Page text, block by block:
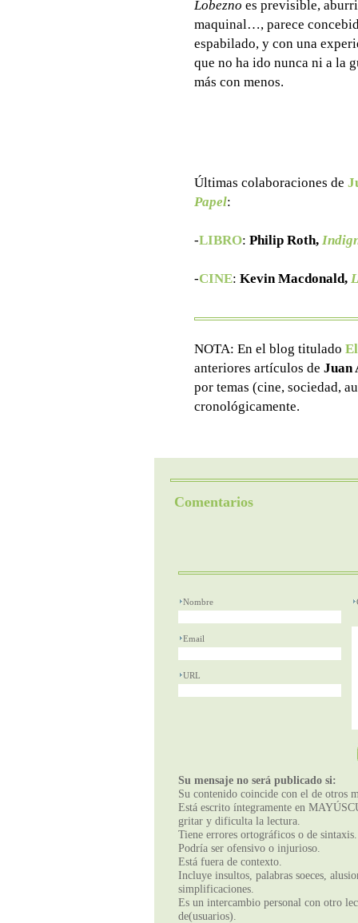
Lobezno es previsible,
maquinal…, parece
espabilado, y con una
que no ha ido nunca ni a la
más con menos.
Últimas colaboraciones de
Papel:
-LIBRO: Philip Roth,
-CINE: Kevin Macdonald,
NOTA: En el blog titulado
anteriores artículos de Juan
por temas (cine, sociedad,
cronológicamente.
Comentarios
Nombre
Email
URL
Su mensaje no será publicado si:
Su contenido coincide con el de otros
Está escrito íntegramente en
gritar y dificulta la lectura.
Tiene errores ortográficos o de sintaxis.
Podría ser ofensivo o injurioso.
Está fuera de contexto.
Incluye insultos, palabras soeces,
simplificaciones.
Es un intercambio personal con otro
de(usuarios).